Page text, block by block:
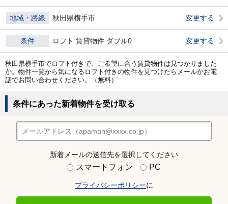
地域・路線 秋田県横手市 変更する
条件 ロフト 賃貸物件 ダブル0 変更する
秋田県横手市でロフト付きで、ご希望に合う賃貸物件は見つかりました
か。物件一覧から気になるロフト付きの物件を見つけたらメールかお電
話でお問い合わせください。（無料）
条件にあった新着物件を受け取る
新着メールの送信先を選択してください
スマートフォン PC
プライバシーポリシーに